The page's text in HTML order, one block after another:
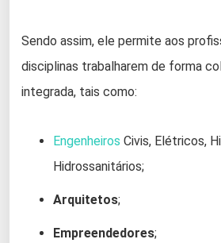
Sendo assim, ele permite aos
disciplinas trabalharem de forma
integrada, tais como:
Engenheiros Civis, Elétricos,
Hidrossanitários;
Arquitetos;
Empreendedores;